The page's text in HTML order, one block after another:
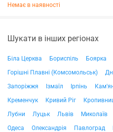
Немає в наявності
Шукати в інших регіонах
Біла Церква Бориспіль Боярка
Горішні Плавні (Комсомольськ)
Запоріжжя
Ізмаїл Ірпінь
Кременчук
Кривий Ріг
Лубни
Луцьк Львів Миколаїв
Одеса
Олександрія Павлоград